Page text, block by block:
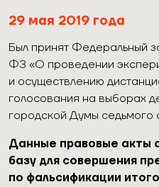
29 мая 2019 года
Был принят Федеральный
ФЗ «О проведении
и осуществлению
голосования на выборах
городской Думы седьмого
Данные правовые акты
базу для совершения
по фальсификации